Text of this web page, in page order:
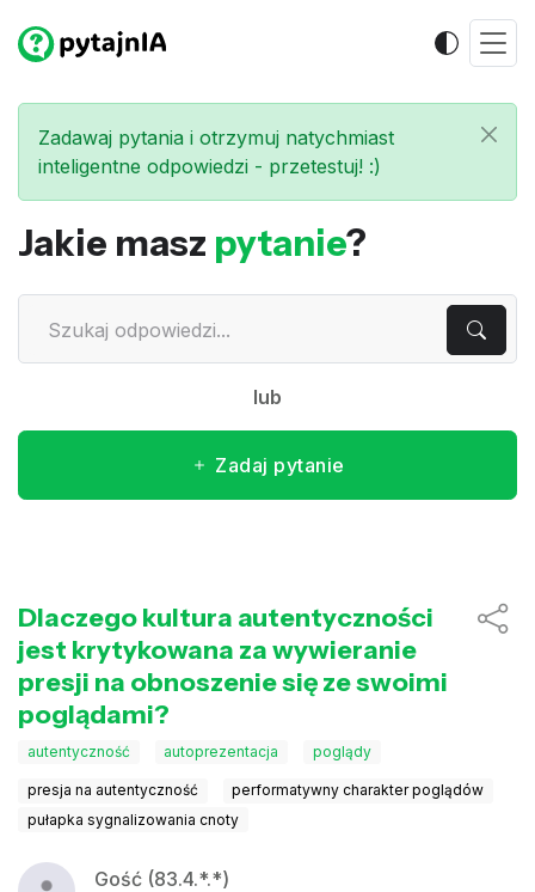
Zadawaj pytania i otrzymuj natychmiast
inteligentne odpowiedzi - przetestuj! :)
Jakie masz pytanie?
lub
Zadaj pytanie
Dlaczego kultura autentyczności
jest krytykowana za wywieranie
presji na obnoszenie się ze swoimi
poglądami?
autentyczność autoprezentacja poglądy
presja na autentyczność
performatywny charakter poglądów
pułapka sygnalizowania cnoty
Gość (83.4.*.*)